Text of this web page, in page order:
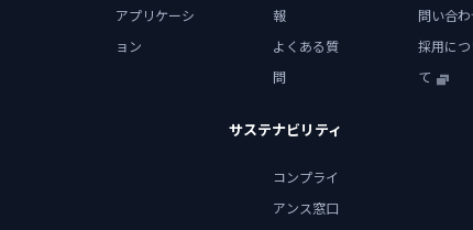
アプリケーシ
ョン
報
よくある質
問
サステナビリティ
コンプライ
アンス窓口
問い合
採用に
て